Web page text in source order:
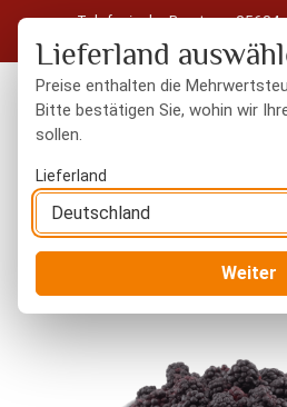
Zum Hauptinhalt springen
Telefonische Beratung: 05604
Kostenloser Versand in Deutschland ab
Lieferland
Preise enthalten die
Bitte bestätigen Sie, wohin wir
sollen.
Lieferland
Weiter